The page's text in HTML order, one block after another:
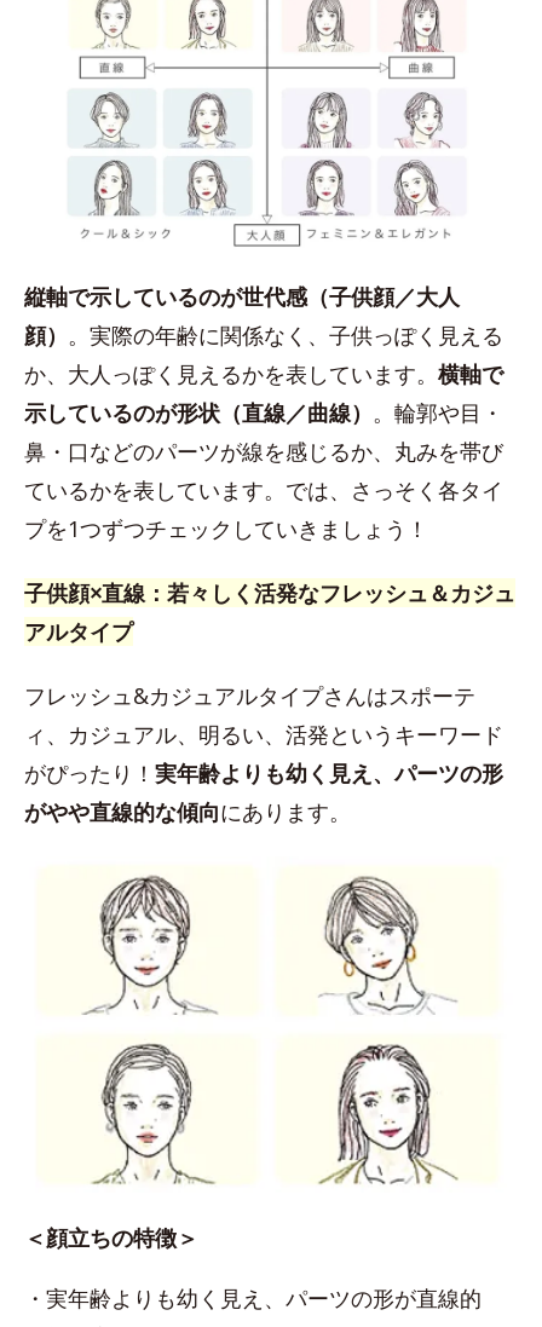
縦軸で示しているのが世代感（子供顔／大人
顔） 。実際の年齢に関係なく、子供っぽく見える
か、大人っぽく見えるかを表しています。 横軸で
示しているのが形状（直線／曲線） 。輪郭や目・
鼻・口などのパーツが線を感じるか、丸みを帯び
ているかを表しています。では、さっそく各タイ
プを1つずつチェックしていきましょう！
子供顔×直線：若々しく活発なフレッシュ＆カジュ
アルタイプ
フレッシュ&カジュアルタイプさんはスポーテ
ィ、カジュアル、明るい、活発というキーワード
がぴったり！ 実年齢よりも幼く見え、パーツの形
がやや直線的な傾向にあります。
＜顔立ちの特徴＞
・実年齢よりも幼く見え、パーツの形が直線的